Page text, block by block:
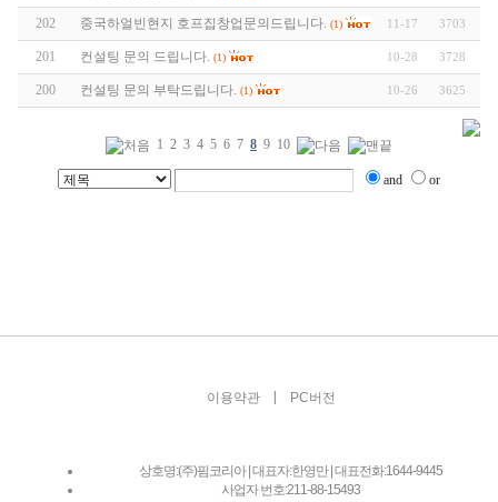
202 중국하얼빈현지 호프집창업문의드립니다. (1) 11-17 3703
201 컨설팅 문의 드립니다. (1) 10-28 3728
200 컨설팅 문의 부탁드립니다. (1) 10-26 3625
1 2 3 4 5 6 7 8 9 10
and or
이용약관 PC버전
상호명:(주)핌코리아 | 대표자:한영만 | 대표전화:1644-9445
사업자 번호:211-88-15493